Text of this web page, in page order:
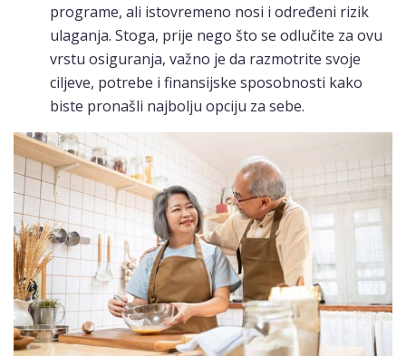
programe, ali istovremeno nosi i određeni rizik
ulaganja. Stoga, prije nego što se odlučite za ovu
vrstu osiguranja, važno je da razmotrite svoje
ciljeve, potrebe i finansijske sposobnosti kako
biste pronašli najbolju opciju za sebe.